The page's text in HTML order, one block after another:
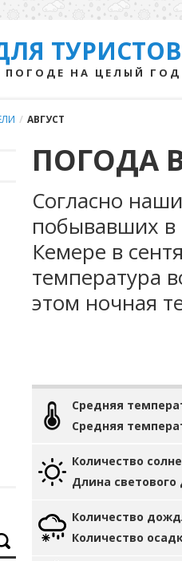
ТУРИСТОВ
НА ЦЕЛЫЙ ГОД
/ АВГУСТ
ПОГОДА
Согласно
побывавших в
Кемере в
температура
этом ночная
Средняя
Средняя
Количество
Длина светового
Количество
Количество